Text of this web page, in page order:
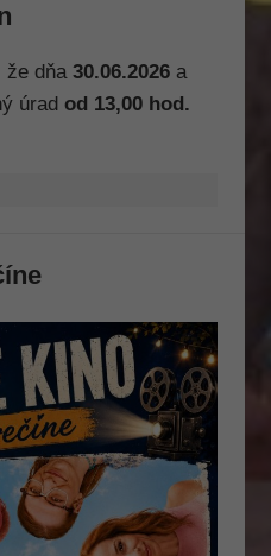
že dňa 30.06.2026a
úrad od 13,00 hod.